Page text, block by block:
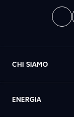
CHI SIAMO
ENERGIA